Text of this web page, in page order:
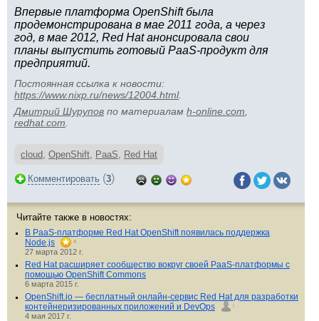
Впервые платформа OpenShift была
продемонстрирована в мае 2011 года, а через
год, в мае 2012, Red Hat анонсировала свои
планы выпустить готовый PaaS-продукт для
предприятий.
Постоянная ссылка к новости:
https://www.nixp.ru/news/12004.html.
Дмитрий Шурупов по материалам h-online.com
redhat.com
cloud, OpenShift, PaaS, Red Hat
Комментировать (3)
Читайте также в новостях:
В PaaS-платформе Red Hat OpenShift появилась поддержка
Node.js
4
27 марта 2012 г.
Red Hat расширяет сообщество вокруг своей PaaS-платформы с
помощью OpenShift Commons
6 марта 2015 г.
OpenShift.io — бесплатный онлайн-сервис Red Hat для разработки
контейнеризированных приложений и DevOps
1
4 мая 2017 г.